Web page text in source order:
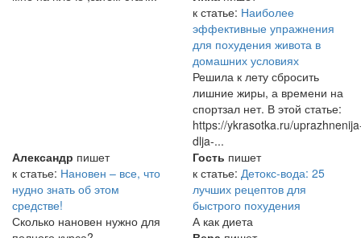
к статье: Наиболее
эффективные упражнения
для похудения живота в
домашних условиях
Решила к лету сбросить
лишние жиры, а времени на
спортзал нет. В этой статье:
https://ykrasotka.ru/
dlja-...
Александр пишет
к статье: Нановен – все, что
нудно знать об этом
средстве!
Сколько нановен нужно для
Гость пишет
к статье: Детокс-вода: 25
лучших рецептов для
быстрого похудения
А как диета